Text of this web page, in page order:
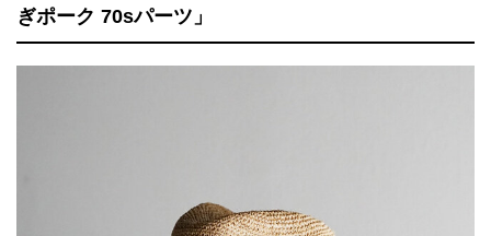
ぎポーク 70sパーツ」